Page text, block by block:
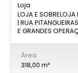
Loja
LOJA E
| RUA
E GRANDES
sobreloja para
localização
Área
318,00 m²